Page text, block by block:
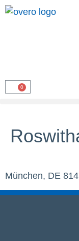
München, DE